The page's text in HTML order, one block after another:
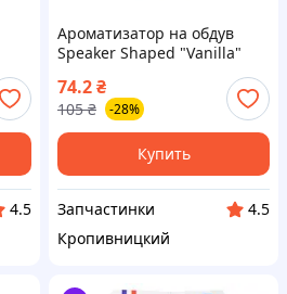
4.5
Ароматизатор на обдув
Speaker Shaped "Vanilla"
336711
74.2₴
105 ₴ -28%
Купить
Запчастинки
4.5
Кропивницкий